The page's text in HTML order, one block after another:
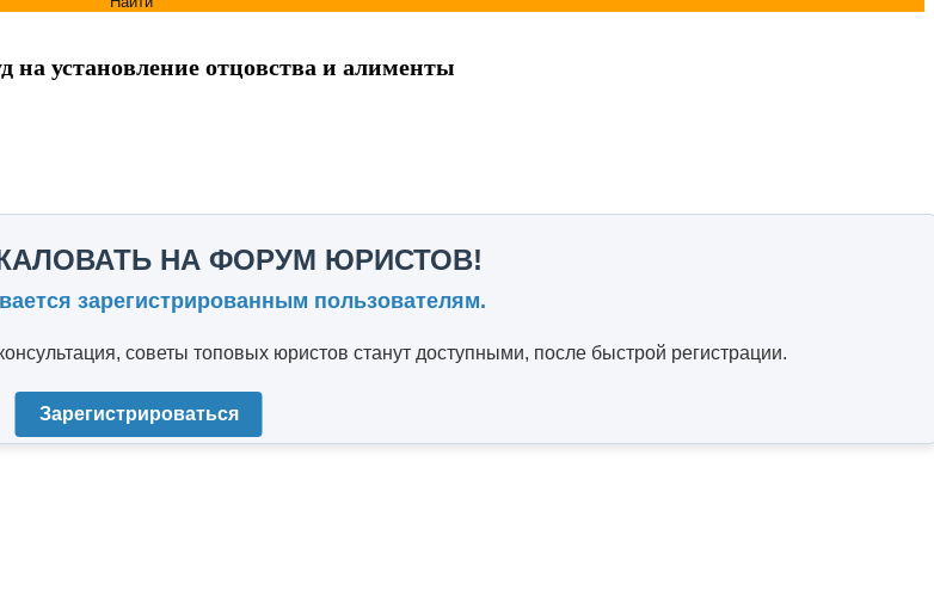
установление отцовства и алименты
НА ФОРУМ ЮРИСТОВ!
зарегистрированным пользователям.
советы топовых юристов станут доступными, после быстрой регистрации.
Зарегистрироваться